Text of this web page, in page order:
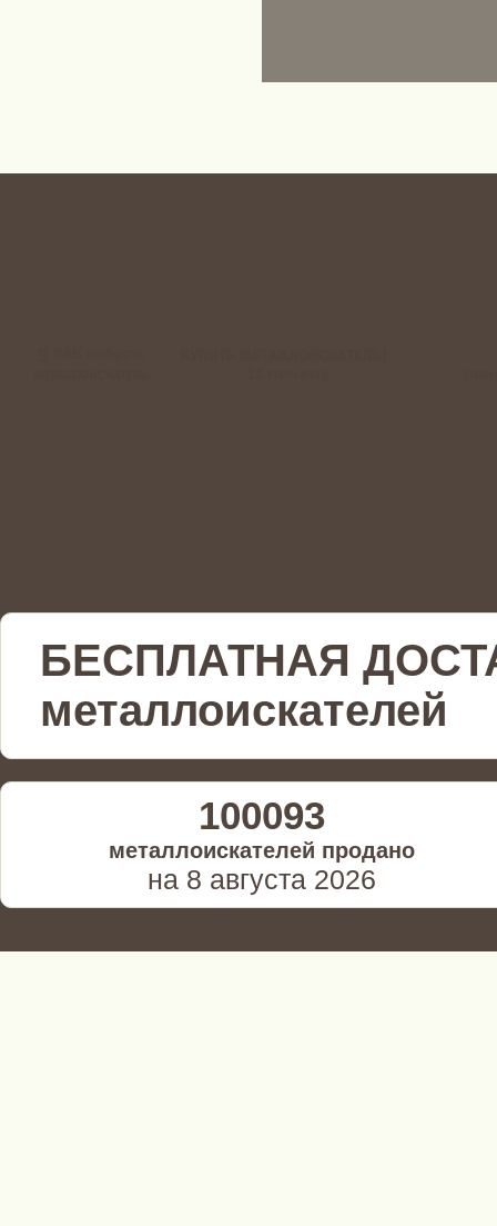
БЕСПЛАТНАЯ
металлоискателей
100093
металлоискателей продано
на 8 августа 2026